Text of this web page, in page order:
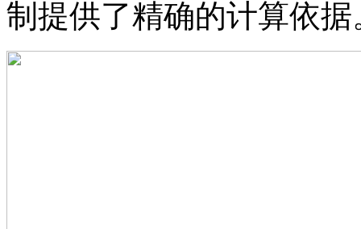
制提供了精确的计算依据